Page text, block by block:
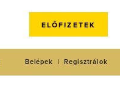
ELŐFIZETEK
Regisztrálok
Belépek